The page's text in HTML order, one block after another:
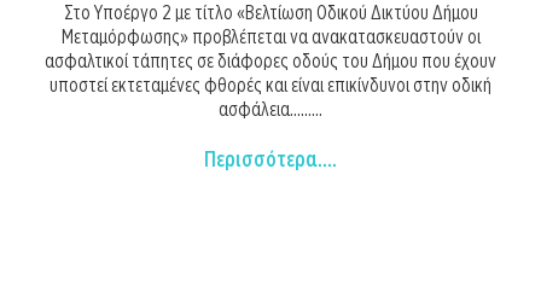
Στο Υποέργο 2 με τίτλο «Βελτίωση Οδικού Δικτύου Δήμου
Μεταμόρφωσης» προβλέπεται να ανακατασκευαστούν οι
ασφαλτικοί τάπητες σε διάφορες οδούς του Δήμου που έχουν
υποστεί εκτεταμένες φθορές και είναι επικίνδυνοι στην οδική
ασφάλεια.........
Περισσότερα....